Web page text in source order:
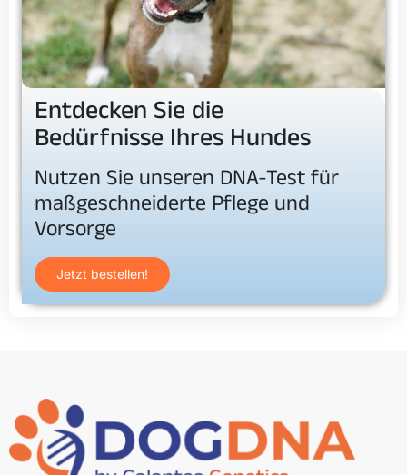
Entdecken Sie die
Bedürfnisse Ihres Hundes
Nutzen Sie unseren DNA-Test für
maßgeschneiderte Pflege und
Vorsorge
Jetzt bestellen!